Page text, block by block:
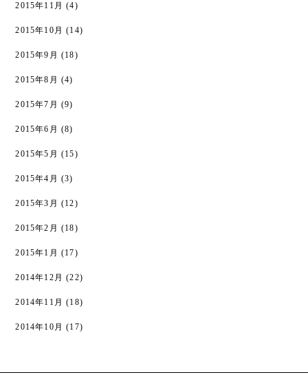
2015年11月 (4)
2015年10月 (14)
2015年9月 (18)
2015年8月 (4)
2015年7月 (9)
2015年6月 (8)
2015年5月 (15)
2015年4月 (3)
2015年3月 (12)
2015年2月 (18)
2015年1月 (17)
2014年12月 (22)
2014年11月 (18)
2014年10月 (17)